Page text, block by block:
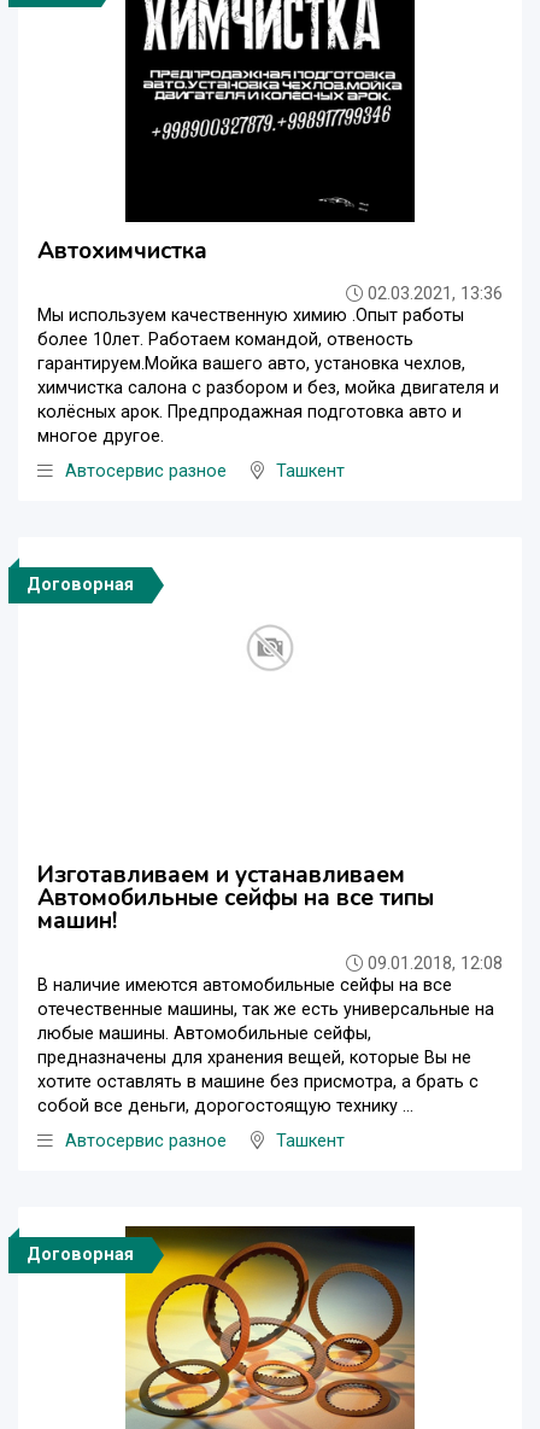
Автохимчистка
02.03.2021, 13:36
Мы используем качественную химию .Опыт работы
более 10лет. Работаем командой, отвеность
гарантируем.Мойка вашего авто, установка чехлов,
химчистка салона с разбором и без, мойка двигателя и
колёсных арок. Предпродажная подготовка авто и
многое другое.
Автосервис разное
Ташкент
Договорная
Изготавливаем и устанавливаем
Автомобильные сейфы на все типы
машин!
09.01.2018, 12:08
В наличие имеются автомобильные сейфы на все
отечественные машины, так же есть универсальные на
любые машины. Автомобильные сейфы,
предназначены для хранения вещей, которые Вы не
хотите оставлять в машине без присмотра, а брать с
собой все деньги, дорогостоящую технику ...
Автосервис разное
Ташкент
Договорная